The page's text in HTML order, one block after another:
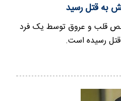
به قتل رسید
قلب و عروق توسط یک فرد
رسیده است.